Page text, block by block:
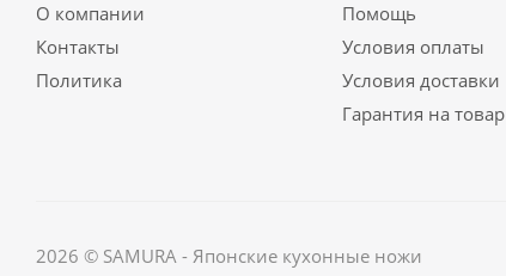
О компании
Контакты
Политика
Помощь
Условия оплаты
Условия доставки
Гарантия на товар
2026 © SAMURA - Японские кухонные ножи